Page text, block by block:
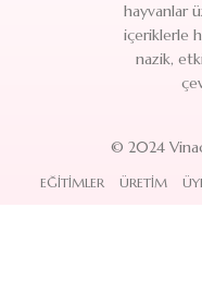
hayvanlar
içeriklerle
nazik,
© 2024
EĞITIMLER ÜRETIM